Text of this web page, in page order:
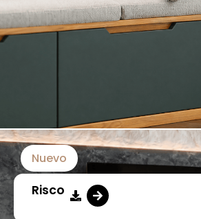
Nuevo
Risco​